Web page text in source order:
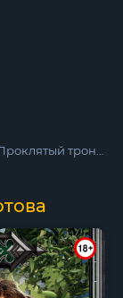
трон - Ирина Котова